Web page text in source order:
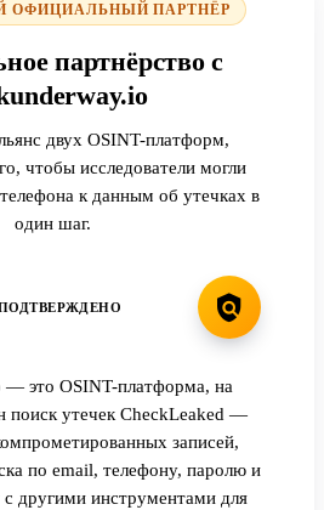
ОФИЦИАЛЬНЫЙ ПАРТНЁР
партнёрство с
двух OSINT-платформ,
чтобы исследователи могли
к данным об утечках в
один шаг.
— это OSINT-платформа, на
поиск утечек CheckLeaked —
записей,
по email, телефону, паролю и
другими инструментами для